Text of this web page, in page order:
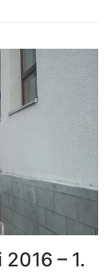
– 1.